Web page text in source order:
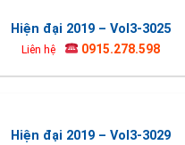
Hiện đại 2019 – Vol3-3025
Liên hệ 0915.278.598
Hiện đại 2019 – Vol3-3029